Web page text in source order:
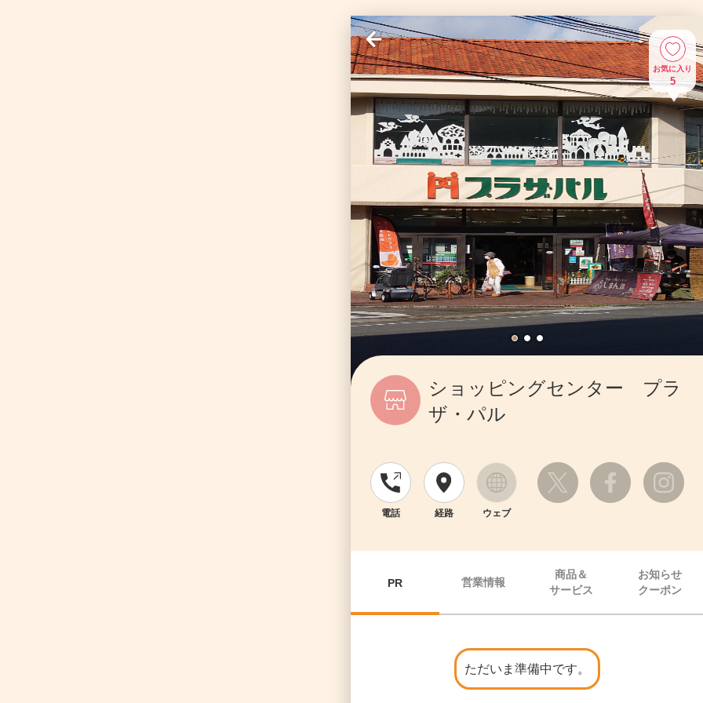
お気に入り
5
ショッピングセンター プラ
ザ・パル
電話 経路 ウェブ
PR 営業情報
商品＆
サービス
お知らせ
クーポン
ただいま準備中です。